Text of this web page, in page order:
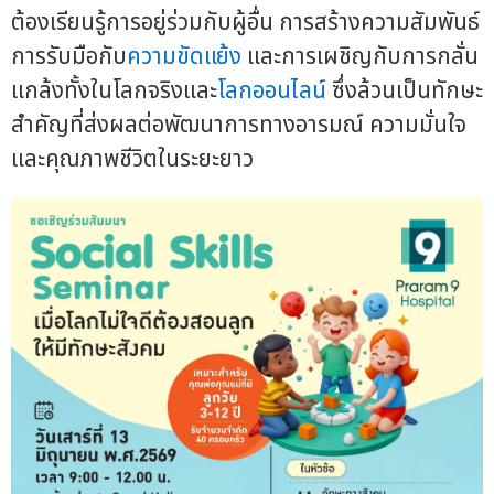
ต้องเรียนรู้การอยู่ร่วมกับผู้อื่น การสร้างความสัมพันธ์
การรับมือกับความขัดแย้ง และการเผชิญกับการกลั่น
แกล้งทั้งในโลกจริงและโลกออนไลน์ ซึ่งล้วนเป็นทักษะ
สำคัญที่ส่งผลต่อพัฒนาการทางอารมณ์ ความมั่นใจ
และคุณภาพชีวิตในระยะยาว